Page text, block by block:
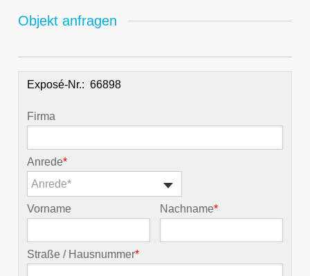
Objekt anfragen
Exposé-Nr.:
Firma
Anrede*
Anrede*
Vorname Nachname*
Straße / Hausnummer*